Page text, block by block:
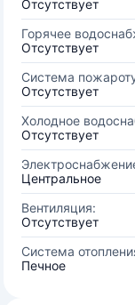
Отсутствует
Горячее
Отсутствует
Система
Отсутствует
Холодное
Отсутствует
Центральное
Вентиляция:
Отсутствует
Система
Печное